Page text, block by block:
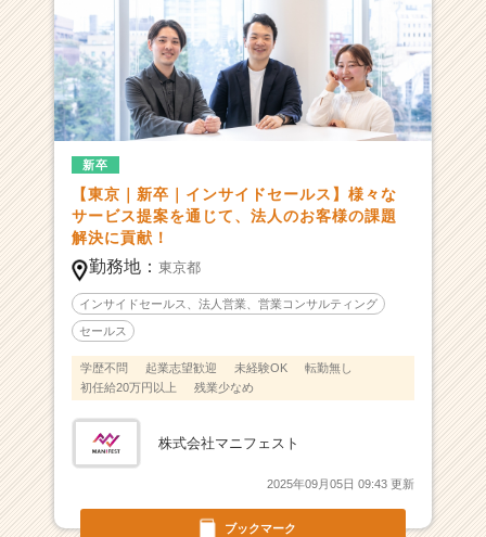
る
リ
ー
ダ
ー
ろ
う！
|
ベ
ン
ャ
ー・
成
企
ブックマーク
新卒
【東京｜新卒｜インサイドセールス】様々な
サービス提案を通じて、法人のお客様の課題
解決に貢献！
勤務地： 東京都
インサイドセールス、法人営業、営業コンサルティング
セールス
学歴不問 起業志望歓迎 未経験OK
転勤無し
初任給20万円以上
残業少なめ
株式会社マニフェスト
2025年09月05日 09:43 更新